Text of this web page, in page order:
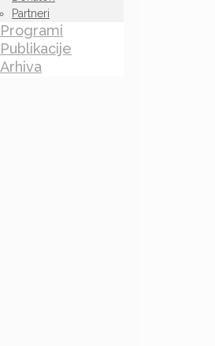
Partneri
Programi
Publikacije
Arhiva